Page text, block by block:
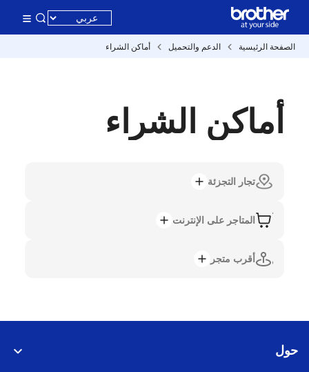
الصفحة الرئيسية الدعم والتحميل أماكن الشراء
أماكن الشراء
تجار التجزئة
المتاجر على الإنترنت
أقرب متجر
حول